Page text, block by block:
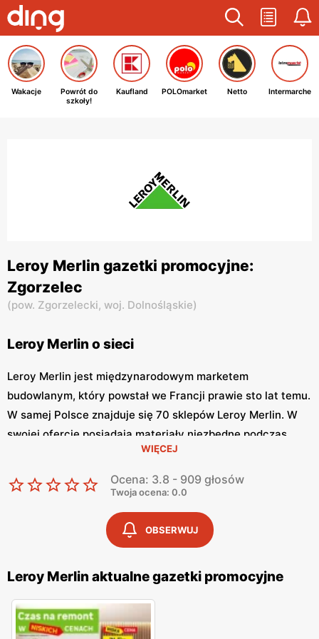
Wakacje
Powrót do
szkoły!
Kaufland POLOmarket Netto Intermarche
Leroy Merlin gazetki promocyjne:
Zgorzelec
(pow. Zgorzelecki, woj. Dolnośląskie)
Leroy Merlin o sieci
Leroy Merlin jest międzynarodowym marketem
budowlanym, który powstał we Francji prawie sto lat temu.
W samej Polsce znajduje się 70 sklepów Leroy Merlin. W
swojej ofercie posiadają materiały niezbędne podczas
Gwarantowana jakość materiałów
Oferta Leroy obejmuje szeroki asortyment towarów
niezbędnych na etapie budowy takich jak: materiały
ogrzewanie, konstrukcje drewniane i metalowe, materiały
wykończeniowe, okna i drzwi, ogrodzenia i bramy,
narzędzia budowlane, hydraulika. Korzystając z
materiałów niezbędnych przy projektowaniu wnętrza i jego
WIĘCEJ
Ocena: 3.8 - 909 głosów
Twoja ocena: 0.0
OBSERWUJ
Leroy Merlin aktualne gazetki promocyjne